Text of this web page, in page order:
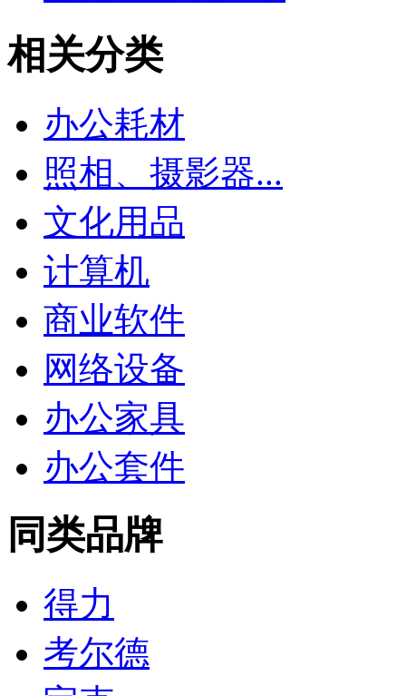
相关分类
办公耗材
照相、摄影器...
文化用品
计算机
商业软件
网络设备
办公家具
办公套件
同类品牌
得力
考尔德